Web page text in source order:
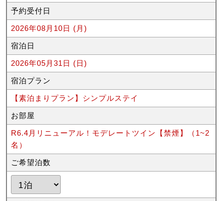
予約受付日
2026年08月10日 (月)
宿泊日
2026年05月31日 (日)
宿泊プラン
【素泊まりプラン】シンプルステイ
お部屋
R6.4月リニューアル！モデレートツイン【禁煙】（1~2
名）
ご希望泊数